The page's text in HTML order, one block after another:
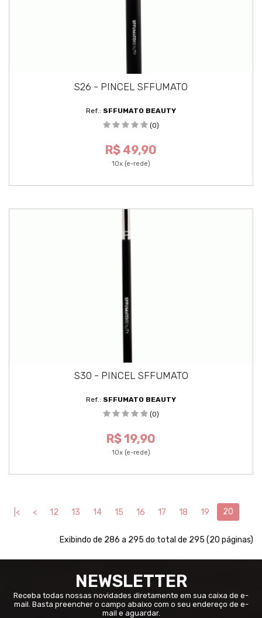
S26 - PINCEL SFFUMATO
Ref.: SFFUMATO BEAUTY
(0)
R$ 49,90
10x (e-rede)
S30 - PINCEL SFFUMATO
Ref.: SFFUMATO BEAUTY
(0)
R$ 19,90
10x (e-rede)
|< < 12 13 14 15 16 17 18 19 20
Exibindo de 286 a 295 do total de 295 (20 páginas)
NEWSLETTER
Receba todas nossas novidades diretamente em sua caixa de e-
mail. Basta preencher o campo abaixo com o seu endereço de e-
mail e aguardar.